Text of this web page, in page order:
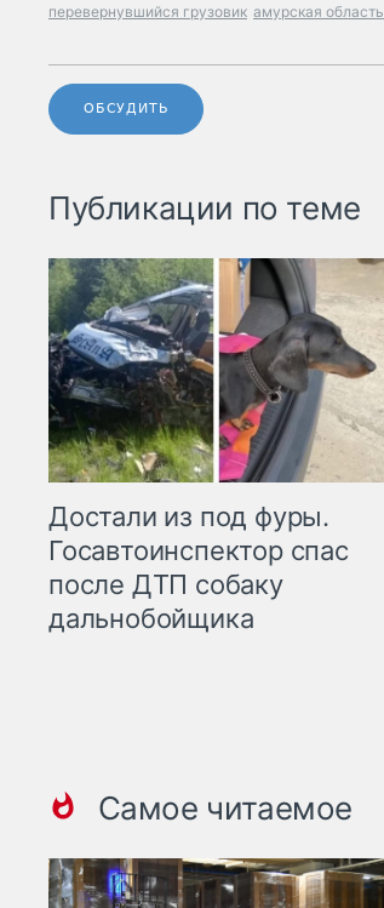
перевернувшийся грузовик амурская область
ОБСУДИТЬ
Публикации по теме
Достали из под фуры.
Госавтоинспектор спас
после ДТП собаку
дальнобойщика
Самое читаемое